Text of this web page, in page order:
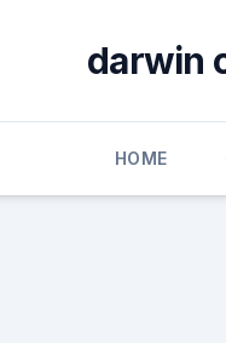
darwin
HOME